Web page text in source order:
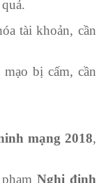
tài khoản, cần
bị cấm, cần
mạng 2018,
Nghị định